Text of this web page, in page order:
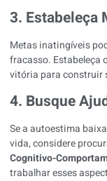
3. Estabeleça
Metas inatingíveis
fracasso. Estabeleça
vitória para construir
4. Busque
Se a autoestima
vida, considere
Cognitivo-
trabalhar esses